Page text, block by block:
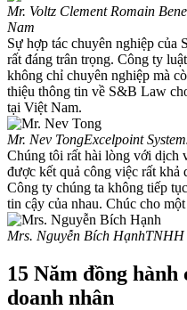
Mr. Voltz Clement Romain
Nam
Sự hợp tác chuyên nghiệp
rất đáng trân trọng. Công ty
không chỉ chuyên nghiệp mà
thiệu thông tin về S&B Law
tại Việt Nam.
Mr. Nev TongExcelpoint
Chúng tôi rất hài lòng với dịch
được kết quả công việc rất
Công ty chúng ta không tiếp
tin cậy của nhau. Chúc cho
Mrs. Nguyễn Bích HạnhTNHH
15 Năm đồng hành
doanh nhân